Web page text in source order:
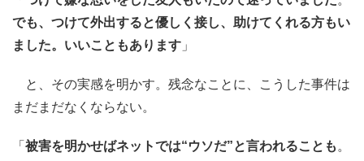
でも、つけて外出すると優しく接し、助けてくれる方もい
ました。いいこともあります 」
と、その実感を明かす。残念なことに、こうした事件は
まだまだなくならない。
「 被害を明かせばネットでは“ウソだ”と言われることも 。